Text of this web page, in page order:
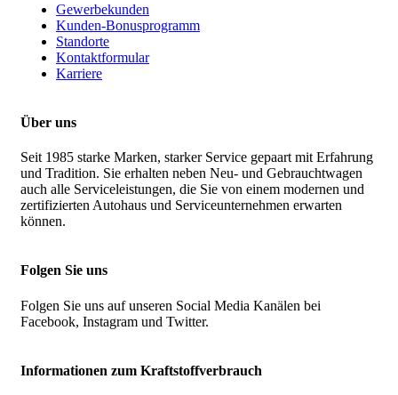
Gewerbekunden
Kunden-Bonusprogramm
Standorte
Kontaktformular
Karriere
Über uns
Seit 1985 starke Marken, starker Service gepaart mit Erfahrung
und Tradition. Sie erhalten neben Neu- und Gebrauchtwagen
auch alle Serviceleistungen, die Sie von einem modernen und
zertifizierten Autohaus und Serviceunternehmen erwarten
können.
Folgen Sie uns
Folgen Sie uns auf unseren Social Media Kanälen bei
Facebook, Instagram und Twitter.
Informationen zum Kraftstoffverbrauch